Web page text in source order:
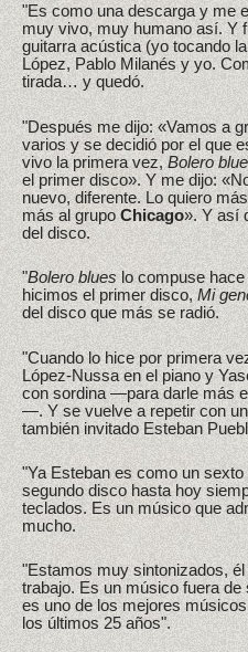
"Es como una descarga y me
muy vivo, muy humano así. Y
guitarra acústica (yo tocando
López, Pablo Milanés y yo.
tirada… y quedó.
"Después me dijo: «Vamos a
varios y se decidió por el que
vivo la primera vez,Bolero
el primer disco». Y me dijo:
nuevo, diferente. Lo quiero
más al grupoChicago». Y así
del disco.
"Bolero blues lo compuse
hicimos el primer disco,Mi
del disco que más se radió.
"Cuando lo hice por primera
López-Nussa en el piano y
con sordina —para darle más
—. Y se vuelve a repetir con
también invitado Esteban
"Ya Esteban es como un sexto
segundo disco hasta hoy
teclados. Es un músico que
mucho.
"Estamos muy sintonizados,
trabajo. Es un músico fuera
es uno de los mejores
los últimos 25 años".